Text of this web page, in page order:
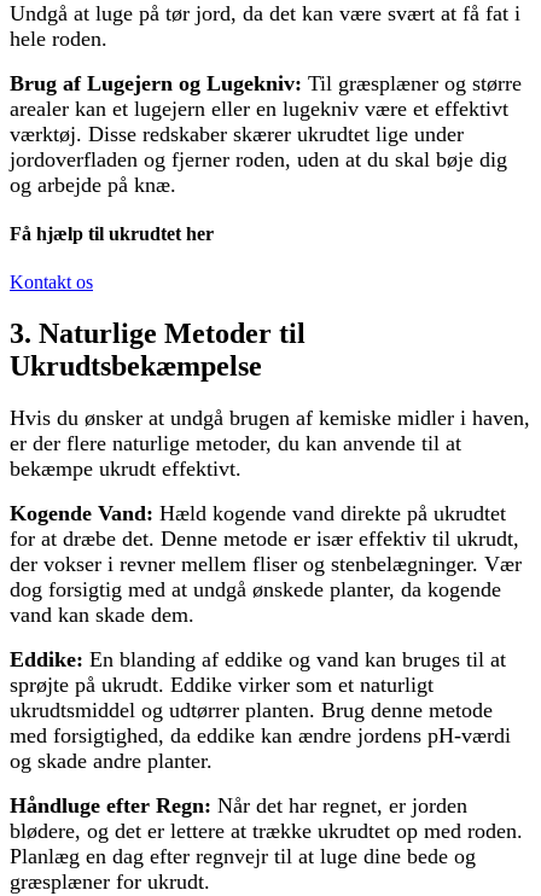
Undgå at luge på tør jord, da det kan være svært at få fat i
hele roden.
Brug af Lugejern og Lugekniv: Til græsplæner og større
arealer kan et lugejern eller en lugekniv være et effektivt
værktøj. Disse redskaber skærer ukrudtet lige under
jordoverfladen og fjerner roden, uden at du skal bøje dig
og arbejde på knæ.
Få hjælp til ukrudtet her
Kontakt os
3. Naturlige Metoder til
Ukrudtsbekæmpelse
Hvis du ønsker at undgå brugen af kemiske midler i haven,
er der flere naturlige metoder, du kan anvende til at
bekæmpe ukrudt effektivt.
Kogende Vand: Hæld kogende vand direkte på ukrudtet
for at dræbe det. Denne metode er især effektiv til ukrudt,
der vokser i revner mellem fliser og stenbelægninger. Vær
dog forsigtig med at undgå ønskede planter, da kogende
vand kan skade dem.
Eddike: En blanding af eddike og vand kan bruges til at
sprøjte på ukrudt. Eddike virker som et naturligt
ukrudtsmiddel og udtørrer planten. Brug denne metode
med forsigtighed, da eddike kan ændre jordens pH-værdi
og skade andre planter.
Håndluge efter Regn: Når det har regnet, er jorden
blødere, og det er lettere at trække ukrudtet op med roden.
Planlæg en dag efter regnvejr til at luge dine bede og
græsplæner for ukrudt.